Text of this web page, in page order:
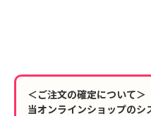
＜ご注文の確定について＞
当オンラインショップのシ